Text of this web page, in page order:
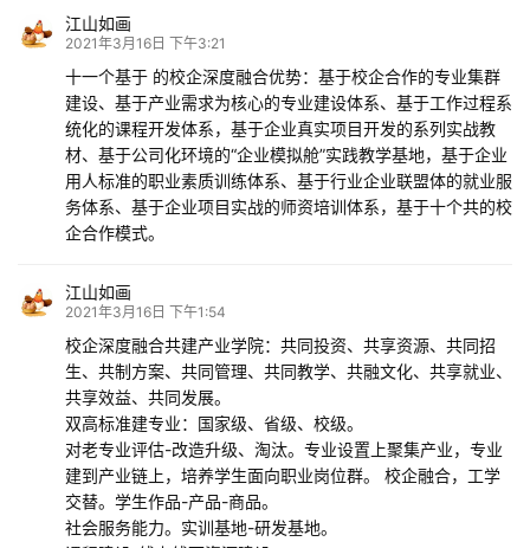
江山如画
2021年3月16日 下午3:21
十一个基于 的校企深度融合优势：基于校企合作的专业集群
建设、基于产业需求为核心的专业建设体系、基于工作过程系
统化的课程开发体系，基于企业真实项目开发的系列实战教
材、基于公司化环境的“企业模拟舱”实践教学基地，基于企业
用人标准的职业素质训练体系、基于行业企业联盟体的就业服
务体系、基于企业项目实战的师资培训体系，基于十个共的校
企合作模式。
江山如画
2021年3月16日 下午1:54
校企深度融合共建产业学院：共同投资、共享资源、共同招
生、共制方案、共同管理、共同教学、共融文化、共享就业、
共享效益、共同发展。
双高标准建专业：国家级、省级、校级。
对老专业评估-改造升级、淘汰。专业设置上聚集产业，专业
建到产业链上，培养学生面向职业岗位群。 校企融合，工学
交替。学生作品-产品-商品。
社会服务能力。实训基地-研发基地。